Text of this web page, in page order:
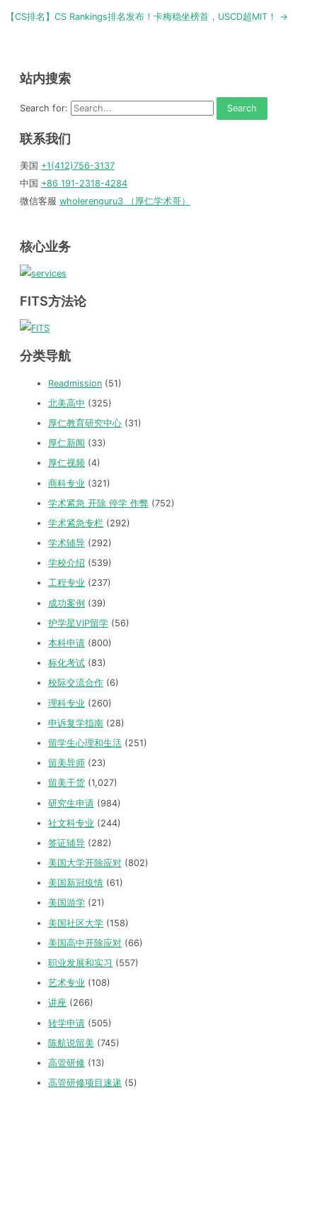
【CS排名】CS Rankings排名发布！卡梅稳坐榜首，USCD超MIT！ →
站内搜索
Search for:
联系我们
美国 +1(412)756-3137
中国 +86 191-2318-4284
微信客服 wholerenguru3 （厚仁学术哥）
核心业务
FITS方法论
分类导航
Readmission (51)
北美高中 (325)
厚仁教育研究中心 (31)
厚仁新闻 (33)
厚仁视频 (4)
商科专业 (321)
学术紧急 开除 停学 作弊 (752)
学术紧急专栏 (292)
学术辅导 (292)
学校介绍 (539)
工程专业 (237)
成功案例 (39)
护学星VIP留学 (56)
本科申请 (800)
标化考试 (83)
校际交流合作 (6)
理科专业 (260)
申诉复学指南 (28)
留学生心理和生活 (251)
留美导师 (23)
留美干货 (1,027)
研究生申请 (984)
社文科专业 (244)
签证辅导 (282)
美国大学开除应对 (802)
美国新冠疫情 (61)
美国游学 (21)
美国社区大学 (158)
美国高中开除应对 (66)
职业发展和实习 (557)
艺术专业 (108)
讲座 (266)
转学申请 (505)
陈航说留美 (745)
高管研修 (13)
高管研修项目速递 (5)